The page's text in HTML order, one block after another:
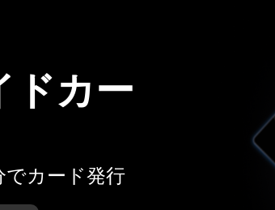
ドカー
でカード発行